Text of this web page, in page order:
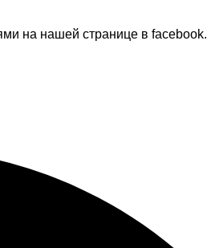
на нашей странице в facebook.